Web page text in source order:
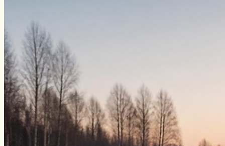
Форель
Хариус
Чавыча
Чехонь
Щука
Стерлядь
Семга
Снасти